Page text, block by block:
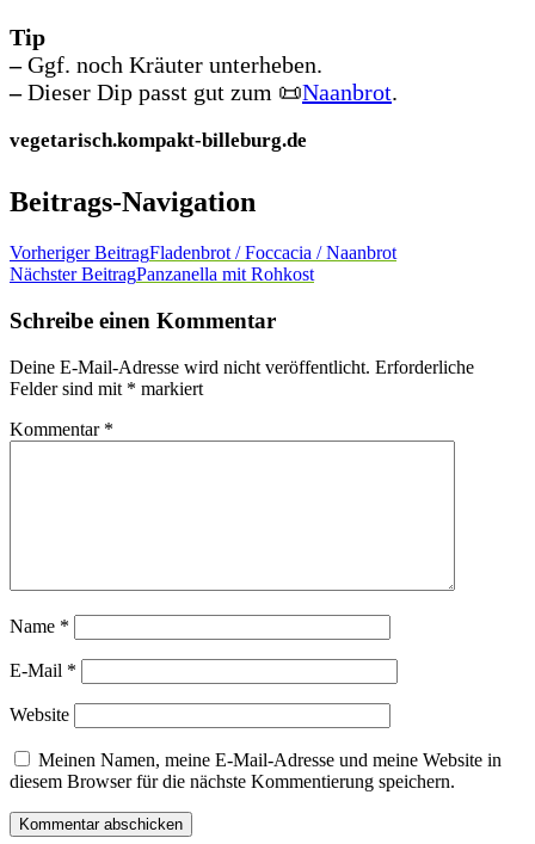
Tip
–Ggf. noch Kräuter unterheben.
–Dieser Dip passt gut zum 📜Naanbrot.
vegetarisch.kompakt-billeburg.de
Beitrags-Navigation
Vorheriger BeitragFladenbrot / Foccacia / Naanbrot
Nächster BeitragPanzanella mit Rohkost
Schreibe einen Kommentar
Deine E-Mail-Adresse wird nicht veröffentlicht. Erforderliche
Felder sind mit * markiert
Kommentar *
Name *
E-Mail *
Website
Meinen Namen, meine E-Mail-Adresse und meine Website in
diesem Browser für die nächste Kommentierung speichern.